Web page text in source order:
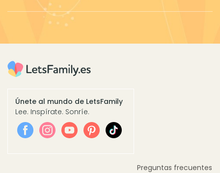
Únete al mundo de LetsFamily
Lee. Inspírate. Sonríe.
Preguntas frecuentes